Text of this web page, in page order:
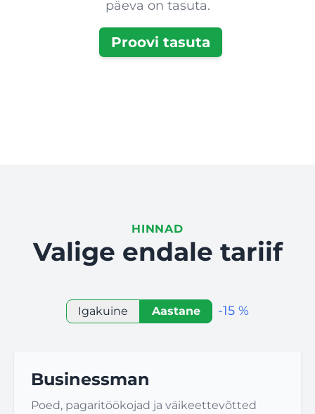
päeva on tasuta.
Proovi tasuta
HINNAD
Valige endale tariif
Igakuine Aastane -15 %
Businessman
Poed, pagaritöökojad ja väikeettevõtted